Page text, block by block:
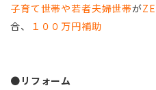
子育て世帯や若者夫婦世帯が
合、
１００万円補助
● リフォーム